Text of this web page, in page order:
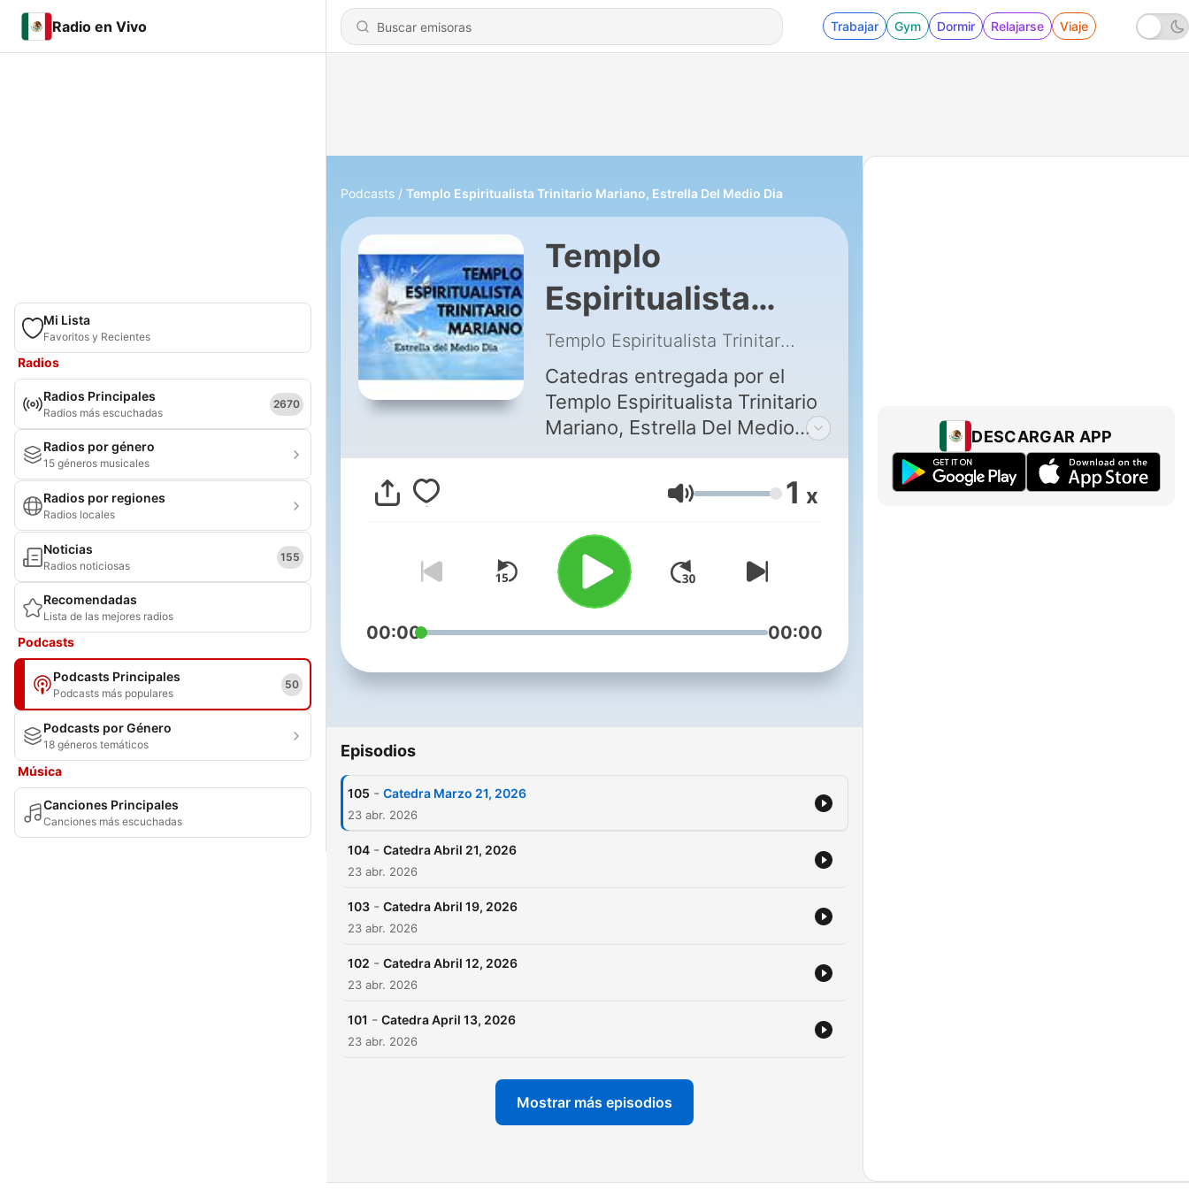
Radio en Vivo Trabajar Gym Dormir Relajarse Viaje
Mi Lista
Favoritos y Recientes
Radios
Radios Principales
Radios más escuchadas
2670
Radios por género
15 géneros musicales
Radios por regiones
Radios locales
Noticias
Radios noticiosas
155
Recomendadas
Lista de las mejores radios
Podcasts
Podcasts Principales
Podcasts más populares
50
Podcasts por Género
18 géneros temáticos
Música
Canciones Principales
Canciones más escuchadas
Podcasts Templo Espiritualista Trinitario Mariano, Estrella Del Medio Dia
Templo
Espiritualista
Trinitario Mariano,
Estrella Del Medio
Dia
Templo Espiritualista Trinitario Mariano: Estrella del Medio Dia
Catedras entregada por el
Templo Espiritualista Trinitario
Mariano, Estrella Del Medio
Dia, Los Angeles, CA. Guia:
Mario Ontiveros 511 Echandia
St., Los Angeles, CA 90033
Volumen 1 x
00:00 00:00
Episodios
105 - Catedra Marzo 21, 2026
23 abr. 2026
104 - Catedra Abril 21, 2026
23 abr. 2026
103 - Catedra Abril 19, 2026
23 abr. 2026
102 - Catedra Abril 12, 2026
23 abr. 2026
101 - Catedra April 13, 2026
23 abr. 2026
Mostrar más episodios
DESCARGAR APP